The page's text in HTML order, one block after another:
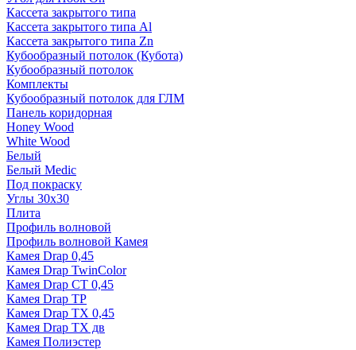
Кассета закрытого типа
Кассета закрытого типа Al
Кассета закрытого типа Zn
Кубообразный потолок (Кубота)
Кубообразный потолок
Комплекты
Кубообразный потолок для ГЛМ
Панель коридорная
Honey Wood
White Wood
Белый
Белый Medic
Под покраску
Углы 30х30
Плита
Профиль волновой
Профиль волновой Камея
Камея Drap 0,45
Камея Drap TwinColor
Камея Drap СТ 0,45
Камея Drap ТР
Камея Drap ТХ 0,45
Камея Drap ТХ дв
Камея Полиэстер